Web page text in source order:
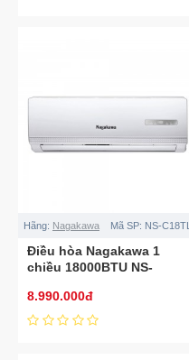
Hãng: Nagakawa Mã SP: NS-C18TL
Điều hòa Nagakawa 1
chiều 18000BTU NS-
8.990.000đ